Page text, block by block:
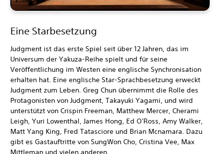
Eine Starbesetzung
Judgment ist das erste Spiel seit über 12 Jahren, das im
Universum der Yakuza-Reihe spielt und für seine
Veröffentlichung im Westen eine englische Synchronisation
erhalten hat. Eine englische Star-Sprachbesetzung erweckt
Judgment zum Leben. Greg Chun übernimmt die Rolle des
Protagonisten von Judgment, Takayuki Yagami, und wird
unterstützt von Crispin Freeman, Matthew Mercer, Cherami
Leigh, Yuri Lowenthal, James Hong, Ed O'Ross, Amy Walker,
Matt Yang King, Fred Tatasciore und Brian Mcnamara. Dazu
gibt es Gastauftritte von SungWon Cho, Cristina Vee, Max
Mittleman und vielen anderen.